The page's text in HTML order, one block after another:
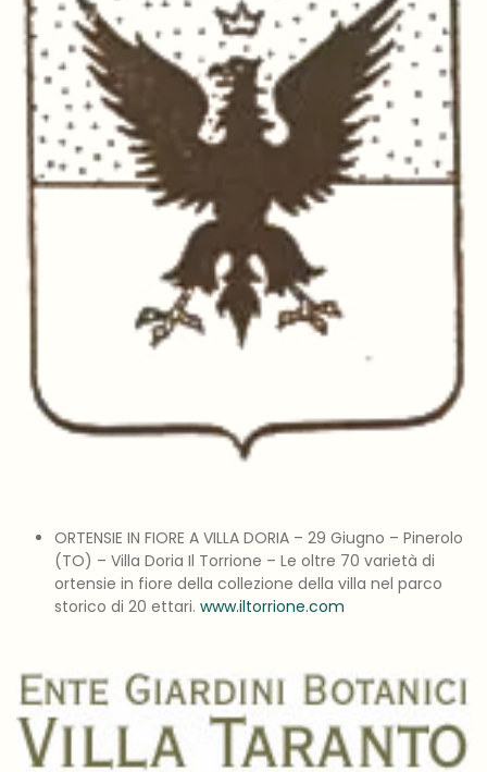
ORTENSIE IN FIORE A VILLA DORIA – 29 Giugno – Pinerolo
(TO) – Villa Doria Il Torrione – Le oltre 70 varietà di
ortensie in fiore della collezione della villa nel parco
storico di 20 ettari. www.iltorrione.com